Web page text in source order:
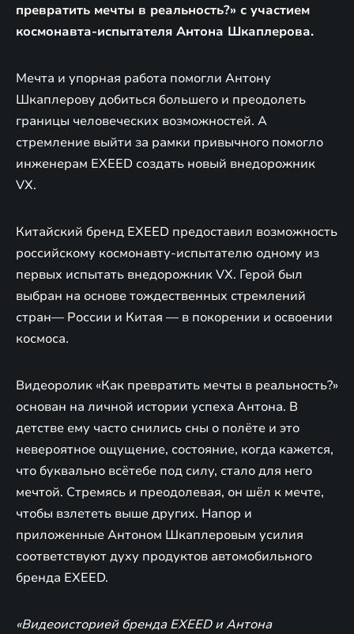
превратить мечты в реальность?» с участием
космонавта-испытателя Антона Шкаплерова.
Мечта и упорная работа помогли Антону
Шкаплерову добиться большего и преодолеть
границы человеческих возможностей. А
стремление выйти за рамки привычного помогло
инженерам EXEED создать новый внедорожник
VX.
Китайский бренд EXEED предоставил возможность
российскому космонавту-испытателю одному из
первых испытать внедорожник VX. Герой был
выбран на основе тождественных стремлений
стран— России и Китая — в покорении и освоении
космоса.
Видеоролик «Как превратить мечты в реальность?»
основан на личной истории успеха Антона. В
детстве ему часто снились сны о полёте и это
невероятное ощущение, состояние, когда кажется,
что буквально всётебе под силу, стало для него
мечтой. Стремясь и преодолевая, он шёл к мечте,
чтобы взлететь выше других. Напор и
приложенные Антоном Шкаплеровым усилия
соответствуют духу продуктов автомобильного
бренда EXEED.
«Видеоисторией бренда EXEED и Антона